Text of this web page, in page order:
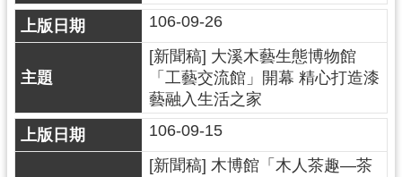
n
h
隱
106-09-26
[新聞稿] 大溪木藝生態博物館
「工藝交流館」開幕 精心打造漆
藝融入生活之家
106-09-15
[新聞稿] 木博館「木人茶趣—茶